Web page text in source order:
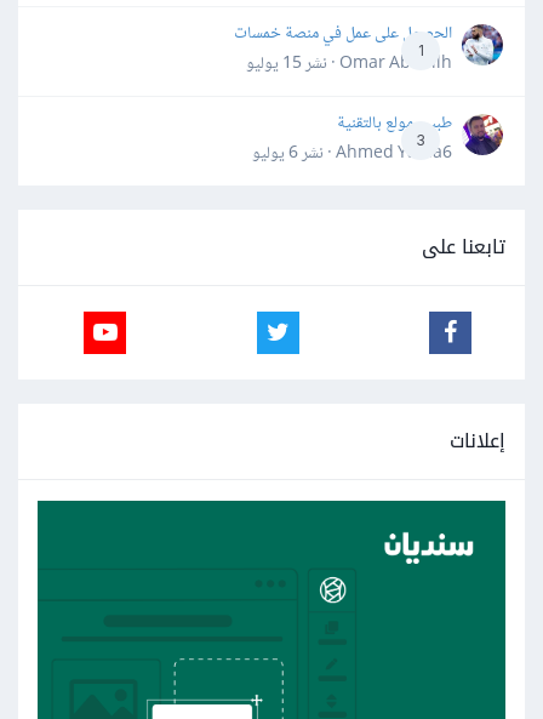
1
الحصول على عمل في منصة خمسات
Omar Abdallh · نشر
15 يوليو
3
طبيب مولع بالتقنية
Ahmed Yahia6 · نشر
6 يوليو
تابعنا على
إعلانات